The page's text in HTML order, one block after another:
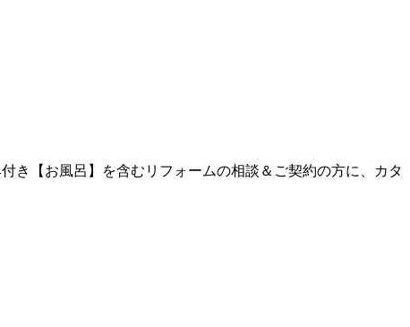
【お風呂】を含むリフォームの相談＆ご契約の方に、カタ